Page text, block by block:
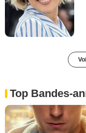
Top Bandes-